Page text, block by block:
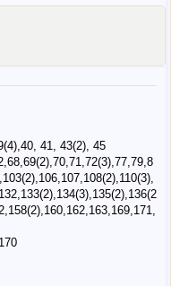
41, 43(2), 45